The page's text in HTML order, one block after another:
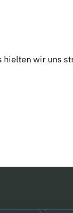
wir uns